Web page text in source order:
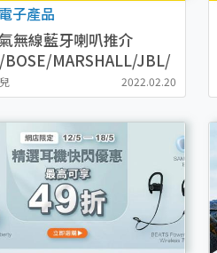
電子產品
無線藍牙喇叭推介
BOSE/MARSHALL/JBL/
SOUL/B&O
2022.02.20